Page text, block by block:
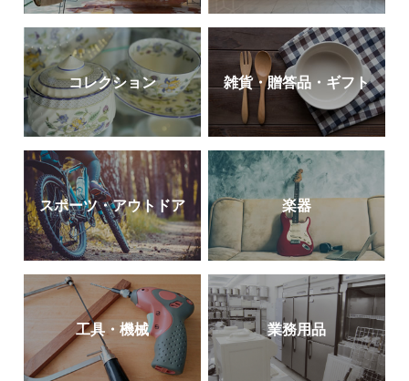
コレクション 雑貨・贈答品・ギフト
スポーツ・アウトドア 楽器
工具・機械 業務用品